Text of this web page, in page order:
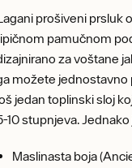
prošiveni prsluk
pamučnom
za voštane
možete jednostavno
jedan toplinski sloj
10 stupnjeva.
Maslinasta boja